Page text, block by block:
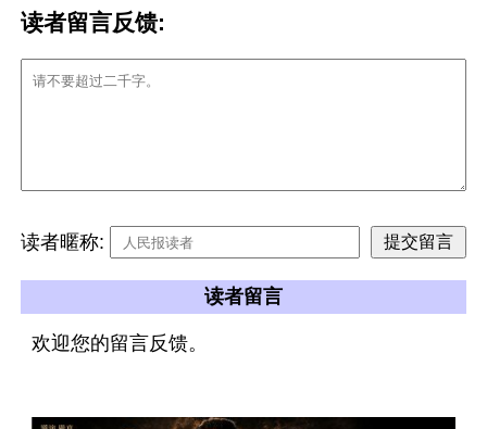
读者留言反馈:
读者暱称:
读者留言
欢迎您的留言反馈。